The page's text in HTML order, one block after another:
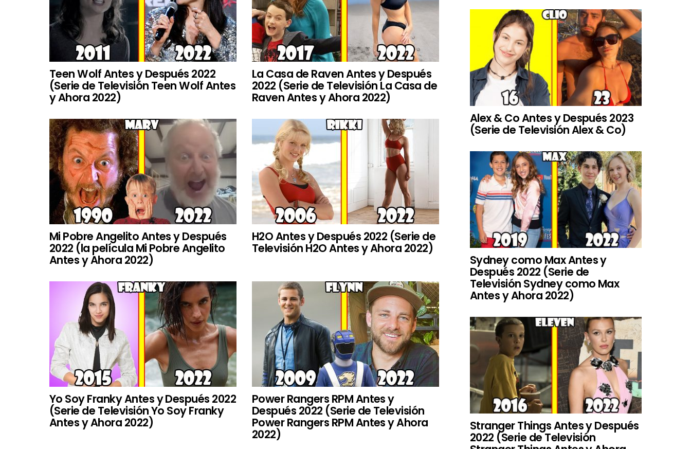
Teen Wolf Antes y Después 2022
(Serie de Televisión Teen Wolf Antes
y Ahora 2022)
La Casa de Raven Antes y Después
2022 (Serie de Televisión La Casa de
Raven Antes y Ahora 2022)
Mi Pobre Angelito Antes y Después
2022 (la película Mi Pobre Angelito
Antes y Ahora 2022)
H2O Antes y Después 2022 (Serie de
Televisión H2O Antes y Ahora 2022)
Yo Soy Franky Antes y Después 2022
(Serie de Televisión Yo Soy Franky
Antes y Ahora 2022)
Power Rangers RPM Antes y
Después 2022 (Serie de Televisión
Power Rangers RPM Antes y Ahora
2022)
Alex & Co Antes y Después 2023
(Serie de Televisión Alex & Co)
Sydney como Max Antes y
Después 2022 (Serie de
Televisión Sydney como Max
Antes y Ahora 2022)
Stranger Things Antes y Después
2022 (Serie de Televisión